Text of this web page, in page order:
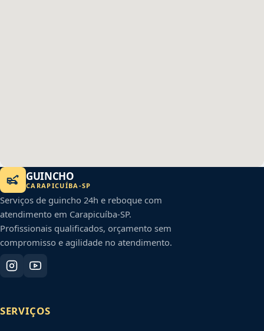
GUINCHO
CARAPICUÍBA -SP
Serviços de guincho 24h e reboque com
atendimento em Carapicuíba-SP.
Profissionais qualificados, orçamento sem
compromisso e agilidade no atendimento.
SERVIÇOS